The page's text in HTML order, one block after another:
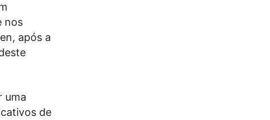
nos
após a
uma
de